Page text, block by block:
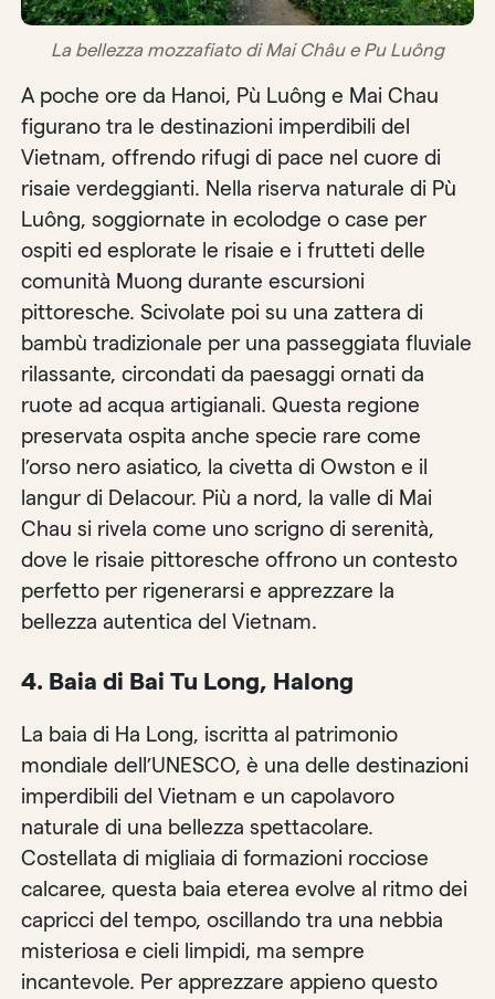
La bellezza mozzafiato di Mai Châu e Pu Luông
A poche ore da Hanoi, Pù Luông e Mai Chau
figurano tra le destinazioni imperdibili del
Vietnam, offrendo rifugi di pace nel cuore di
risaie verdeggianti. Nella riserva naturale di Pù
Luông, soggiornate in ecolodge o case per
ospiti ed esplorate le risaie e i frutteti delle
comunità Muong durante escursioni
pittoresche. Scivolate poi su una zattera di
bambù tradizionale per una passeggiata fluviale
rilassante, circondati da paesaggi ornati da
ruote ad acqua artigianali. Questa regione
preservata ospita anche specie rare come
l’orso nero asiatico, la civetta di Owston e il
langur di Delacour. Più a nord, la valle di Mai
Chau si rivela come uno scrigno di serenità,
dove le risaie pittoresche offrono un contesto
perfetto per rigenerarsi e apprezzare la
bellezza autentica del Vietnam.
4. Baia di Bai Tu Long, Halong
La baia di Ha Long, iscritta al patrimonio
mondiale dell’UNESCO, è una delle destinazioni
imperdibili del Vietnam e un capolavoro
naturale di una bellezza spettacolare.
Costellata di migliaia di formazioni rocciose
calcaree, questa baia eterea evolve al ritmo dei
capricci del tempo, oscillando tra una nebbia
misteriosa e cieli limpidi, ma sempre
incantevole. Per apprezzare appieno questo